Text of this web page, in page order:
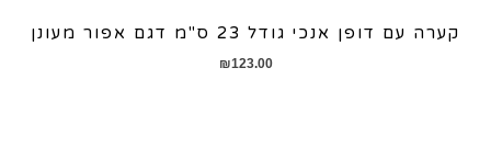
קערה עם דופן אנכי גודל 23 ס"מ דגם אפור מעונן
₪123.00